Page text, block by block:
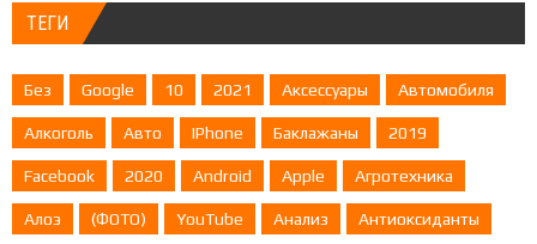
ТЕГИ
Без Google 10 2021 Аксессуары Автомобиля
Алкоголь Авто IPhone Баклажаны 2019
Facebook 2020 Android Apple Агротехника
Алоэ (ФОТО) YouTube Анализ Антиоксиданты